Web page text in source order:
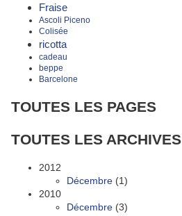
Fraise
Ascoli Piceno
Colisée
ricotta
cadeau
beppe
Barcelone
TOUTES LES PAGES
TOUTES LES ARCHIVES
2012
Décembre (1)
2010
Décembre (3)